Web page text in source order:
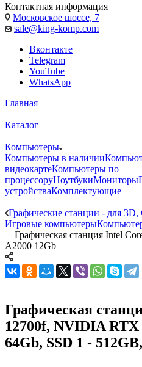
Контактная информация
Московское шоссе, 7
sale@king-komp.com
Вконтакте
Telegram
YouTube
WhatsApp
Главная
—
Каталог
—
Компьютеры
Компьютеры в наличии
видеокартеКомпьютеры по
процессоруНоутбукиМониторы
устройстваКомплектующие
—
Графические станции - для
Игровые компьютеры
—Графическая станция Intel
A2000 12Gb
Графическая
12700f, NVIDIA RTX
64Gb, SSD 1 -